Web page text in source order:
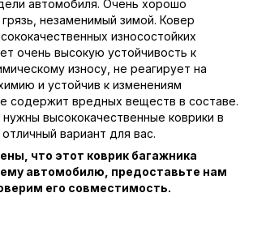
автомобиля. Очень хорошо
незаменимый зимой. Ковер
износостойких
очень высокую устойчивость к
износу, не реагирует на
и устойчив к изменениям
содержит вредных веществ в составе.
высококачественные коврики в
вариант для вас.
что этот коврик багажника
автомобилю, предоставьте нам
его совместимость.